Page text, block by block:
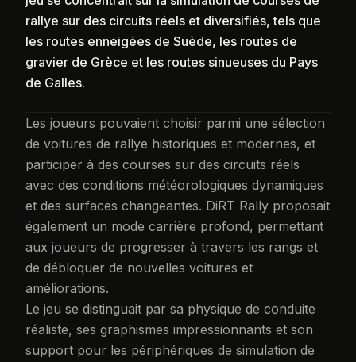
rallye sur des circuits réels et diversifiés, tels que
les routes enneigées de Suède, les routes de
gravier de Grèce et les routes sinueuses du Pays
de Galles.
Les joueurs pouvaient choisir parmi une sélection
de voitures de rallye historiques et modernes, et
participer à des courses sur des circuits réels
avec des conditions météorologiques dynamiques
et des surfaces changeantes. DiRT Rally proposait
également un mode carrière profond, permettant
aux joueurs de progresser à travers les rangs et
de débloquer de nouvelles voitures et
améliorations.
Le jeu se distinguait par sa physique de conduite
réaliste, ses graphismes impressionnants et son
support pour les périphériques de simulation de